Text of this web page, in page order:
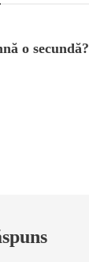
o secundă?